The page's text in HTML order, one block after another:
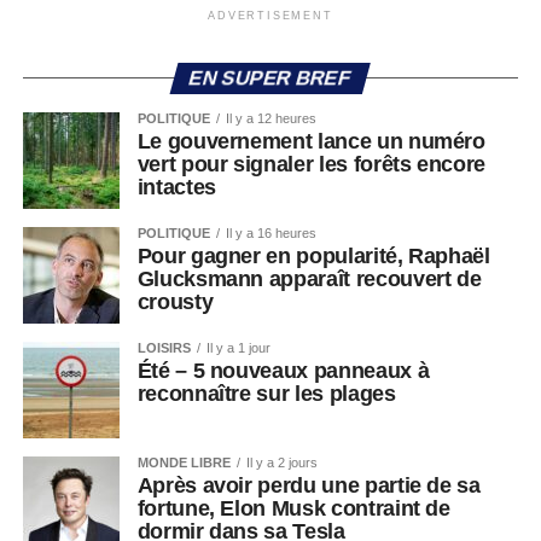
ADVERTISEMENT
EN SUPER BREF
POLITIQUE Il y a 12 heures
Le gouvernement lance un numéro
vert pour signaler les forêts encore
intactes
POLITIQUE Il y a 16 heures
Pour gagner en popularité, Raphaël
Glucksmann apparaît recouvert de
crousty
LOISIRS Il y a 1 jour
Été – 5 nouveaux panneaux à
reconnaître sur les plages
MONDE LIBRE Il y a 2 jours
Après avoir perdu une partie de sa
fortune, Elon Musk contraint de
dormir dans sa Tesla